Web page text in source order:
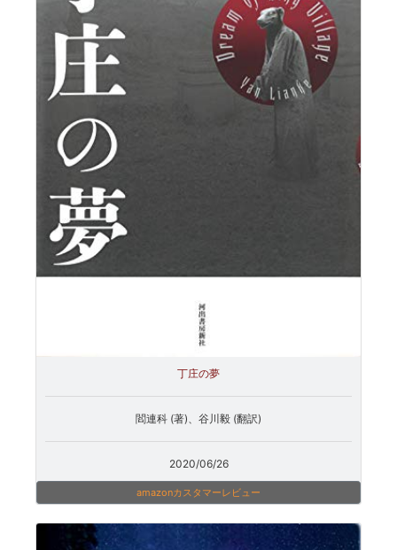
丁庄の夢
閻連科 (著)、谷川毅 (翻訳)
2020/06/26
amazonカスタマーレビュー